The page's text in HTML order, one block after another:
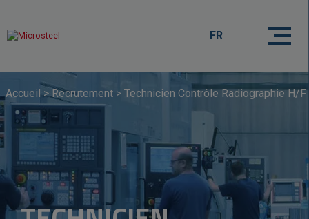
FR
Accueil>Recrutement> Technicien Contrôle Radiographie H/F